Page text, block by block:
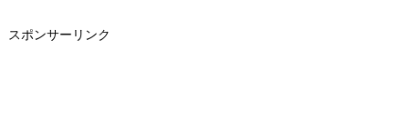
スポンサーリンク